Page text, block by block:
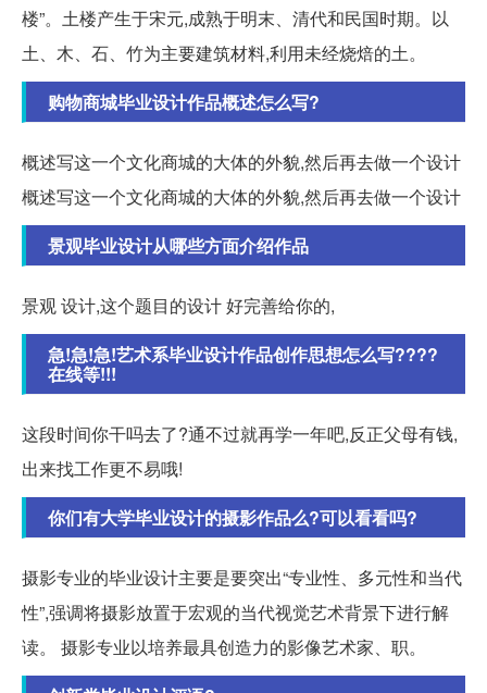
楼”。土楼产生于宋元,成熟于明末、清代和民国时期。以
土、木、石、竹为主要建筑材料,利用未经烧焙的土。
购物商城毕业设计作品概述怎么写?
概述写这一个文化商城的大体的外貌,然后再去做一个设计
概述写这一个文化商城的大体的外貌,然后再去做一个设计
景观毕业设计从哪些方面介绍作品
景观 设计,这个题目的设计 好完善给你的,
急!急!急!艺术系毕业设计作品创作思想怎么写????
在线等!!!
这段时间你干吗去了?通不过就再学一年吧,反正父母有钱,
出来找工作更不易哦!
你们有大学毕业设计的摄影作品么?可以看看吗?
摄影专业的毕业设计主要是要突出“专业性、多元性和当代
性”,强调将摄影放置于宏观的当代视觉艺术背景下进行解
读。 摄影专业以培养最具创造力的影像艺术家、职。